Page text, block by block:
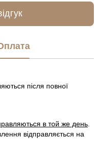
після повної
в той же день
відправляється на